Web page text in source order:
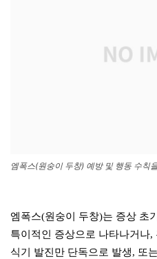
엠폭스(원숭이 두창) 예방 및 행동 수칙
엠폭스(원숭이 두창)는 증상 초
특이적인 증상으로 나타나거나
식기 발진만 단독으로 발생, 또